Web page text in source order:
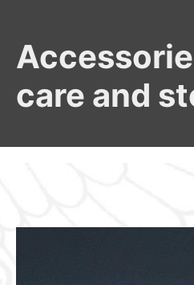
care and